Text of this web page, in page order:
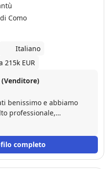
Como
Italiano
215k EUR
(Venditore)
benissimo e abbiamo
professionale,
parte burocratica. Ha
tempi che aveva
Monica e la sua
completo